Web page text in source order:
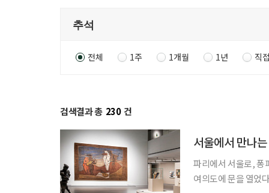
전체 1주 1개월 1년 직
검색결과 총 230 건
서울에서 만나
파리에서 서울로, 퐁
여의도에 문을 열었